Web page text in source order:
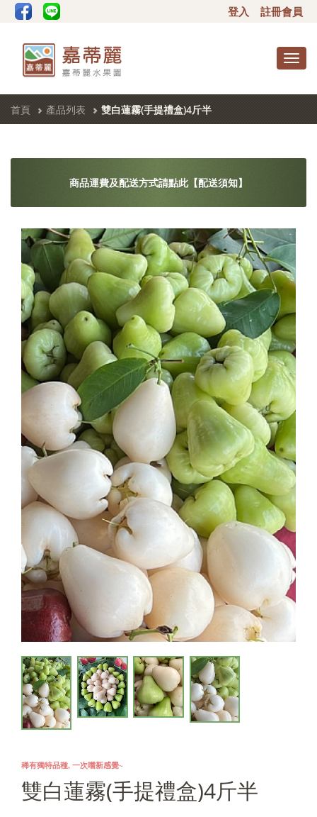
登入 註冊會員
首頁 產品列表 雙白蓮霧(手提禮盒)4斤半
商品運費及配送方式請點此【配送須知】
稀有獨特品種, 一次嚐新感覺~
雙白蓮霧(手提禮盒)4斤半